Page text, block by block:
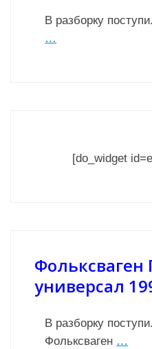
В разборку
…
[do_widget
Фольксваген
универсал
В разборку
Фольксваген …